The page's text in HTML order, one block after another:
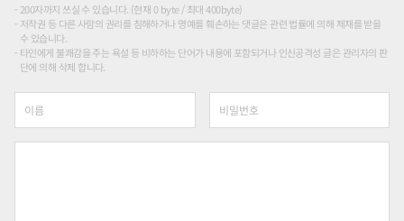
200자까지 쓰실 수 있습니다. (현재 0 byte / 최대 400byte)
저작권 등 다른 사람의 권리를 침해하거나 명예를 훼손하는 댓글은 관련 법률에 의해 제재를 받을
수 있습니다.
타인에게 불쾌감을 주는 욕설 등 비하하는 단어가 내용에 포함되거나 인신공격성 글은 관리자의 판
단에 의해 삭제 합니다.